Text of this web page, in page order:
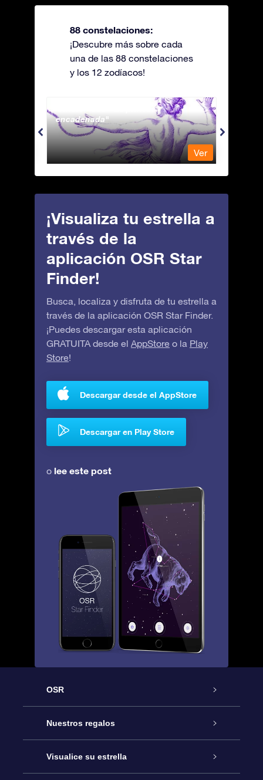
88 constelaciones:
¡Descubre más sobre cada
una de las 88 constelaciones
y los 12 zodíacos!
Andromeda - La princesa
encadenada
Ver
¡Visualiza tu estrella a
través de la
aplicación OSR Star
Finder!
Busca, localiza y disfruta de tu estrella a
través de la aplicación OSR Star Finder.
¡Puedes descargar esta aplicación
GRATUITA desde el AppStore o la Play
Store!
Descargar desde el AppStore
Descargar en Play Store
o lee este post
OSR
Atención
Contáctanos
Nuestros regalos
Regalo Estrella Online
Visualice su estrella